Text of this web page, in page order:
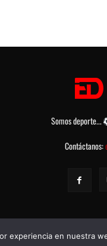
Somos deporte...
Contáctanos:
- Política de Privacidad
experiencia en nuestra